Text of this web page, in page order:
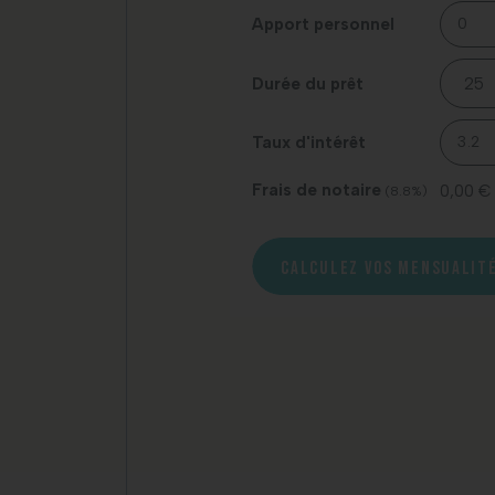
Apport personnel
Durée du prêt
Taux d'intérêt
Frais de notaire (8.8%) 0,00 €
CALCULEZ VOS